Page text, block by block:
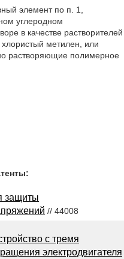
элемент по п. 1,
углеродном
в качестве растворителей
метилен, или
растворяющие полимерное
защиты
// 44008
с тремя
электродвигателя